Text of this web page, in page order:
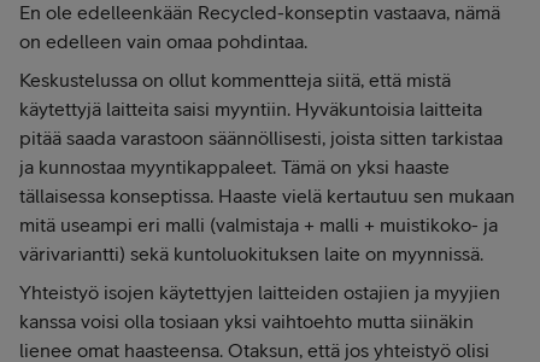
En ole edelleenkään Recycled-konseptin vastaava, nämä
on edelleen vain omaa pohdintaa.
Keskustelussa on ollut kommentteja siitä, että mistä
käytettyjä laitteita saisi myyntiin. Hyväkuntoisia laitteita
pitää saada varastoon säännöllisesti, joista sitten tarkistaa
ja kunnostaa myyntikappaleet. Tämä on yksi haaste
tällaisessa konseptissa. Haaste vielä kertautuu sen mukaan
mitä useampi eri malli (valmistaja + malli + muistikoko- ja
värivariantti) sekä kuntoluokituksen laite on myynnissä.
Yhteistyö isojen käytettyjen laitteiden ostajien ja myyjien
kanssa voisi olla tosiaan yksi vaihtoehto mutta siinäkin
lienee omat haasteensa. Otaksun, että jos yhteistyö olisi